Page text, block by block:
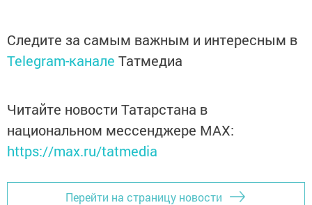
Следите за самым важным и интересным в
Telegram-канале Татмедиа
Читайте новости Татарстана в
национальном мессенджере MАХ:
https://max.ru/tatmedia
Перейти на страницу новости